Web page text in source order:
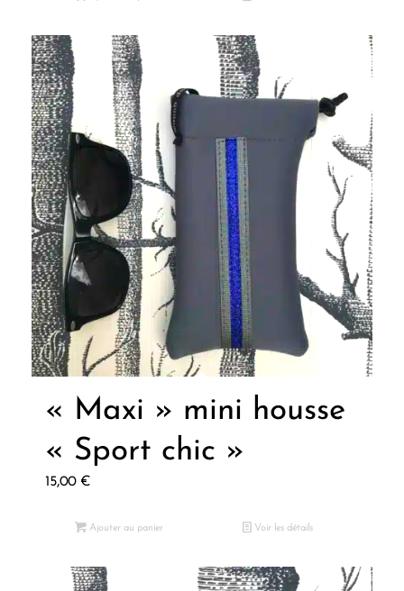
« Maxi » mini housse
« Sport chic »
15,00 €
Ajouter au panier Voir les détails